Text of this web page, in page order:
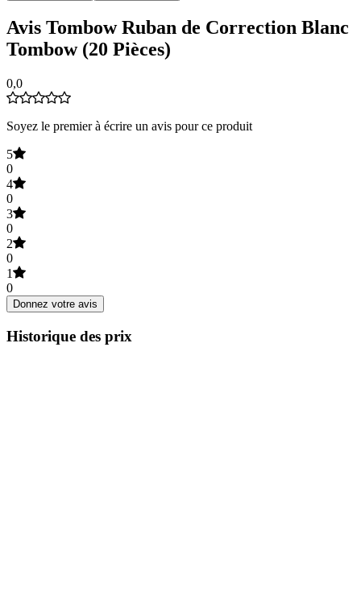
Avis Tombow Ruban de Correction Blanc
Tombow (20 Pièces)
0,0
Soyez le premier à écrire un avis pour ce produit
5
0
4
0
3
0
2
0
1
0
Donnez votre avis
Historique des prix